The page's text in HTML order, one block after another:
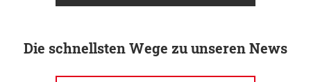
Die schnellsten Wege zu unseren News